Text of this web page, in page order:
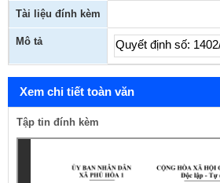
Tài liệu đính kèm
Mô tả Quyết định số:
Xem chi tiết toàn văn
Tập tin đính kèm